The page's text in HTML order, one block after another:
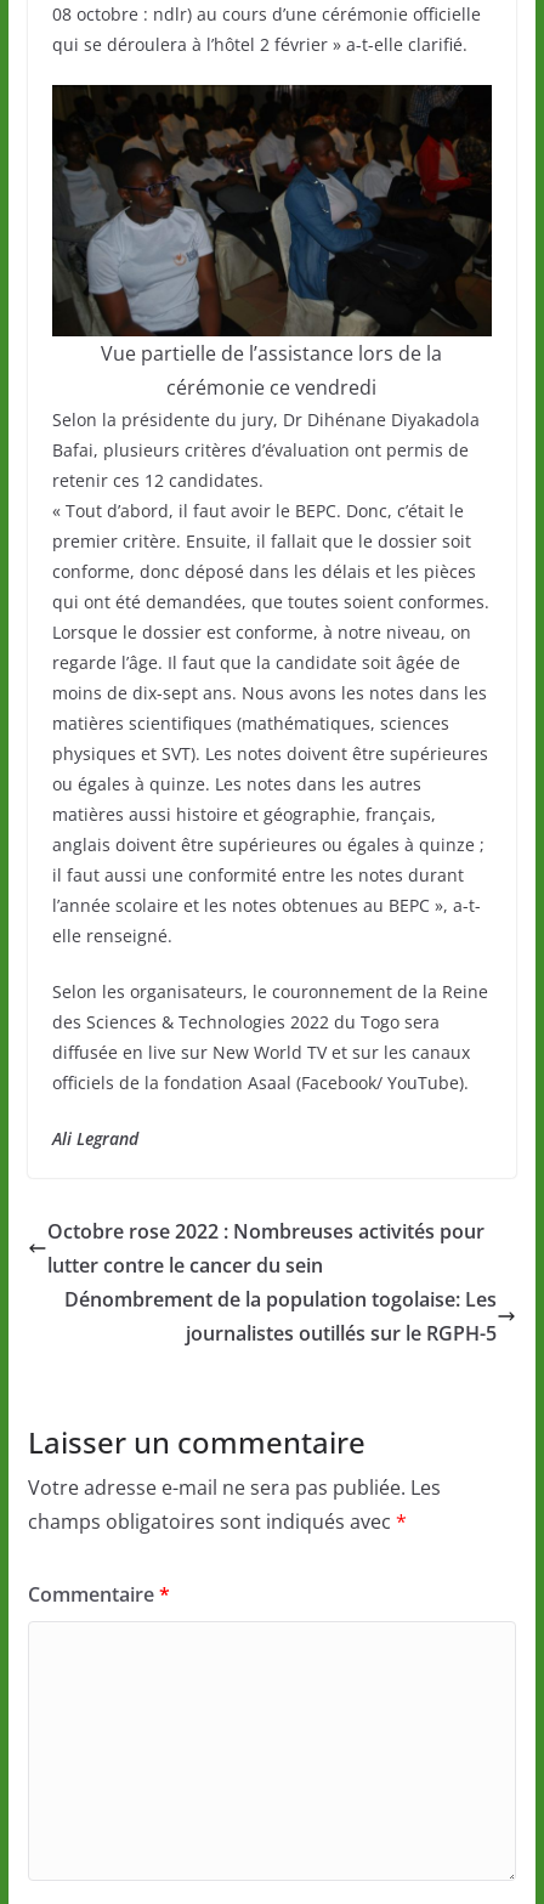
08 octobre : ndlr) au cours d’une cérémonie officielle
qui se déroulera à l’hôtel 2 février » a-t-elle clarifié.
Vue partielle de l’assistance lors de la
cérémonie ce vendredi
Selon la présidente du jury, Dr Dihénane Diyakadola
Bafai, plusieurs critères d’évaluation ont permis de
retenir ces 12 candidates.
« Tout d’abord, il faut avoir le BEPC. Donc, c’était le
premier critère. Ensuite, il fallait que le dossier soit
conforme, donc déposé dans les délais et les pièces
qui ont été demandées, que toutes soient conformes.
Lorsque le dossier est conforme, à notre niveau, on
regarde l’âge. Il faut que la candidate soit âgée de
moins de dix-sept ans. Nous avons les notes dans les
matières scientifiques (mathématiques, sciences
physiques et SVT). Les notes doivent être supérieures
ou égales à quinze. Les notes dans les autres
matières aussi histoire et géographie, français,
anglais doivent être supérieures ou égales à quinze ;
il faut aussi une conformité entre les notes durant
l’année scolaire et les notes obtenues au BEPC », a-t-
elle renseigné.
Selon les organisateurs, le couronnement de la Reine
des Sciences & Technologies 2022 du Togo sera
diffusée en live sur New World TV et sur les canaux
officiels de la fondation Asaal (Facebook/ YouTube).
Ali Legrand
Octobre rose 2022 : Nombreuses activités pour
lutter contre le cancer du sein
Dénombrement de la population togolaise: Les
journalistes outillés sur le RGPH-5
Laisser un commentaire
Votre adresse e-mail ne sera pas publiée. Les
champs obligatoires sont indiqués avec *
Commentaire*